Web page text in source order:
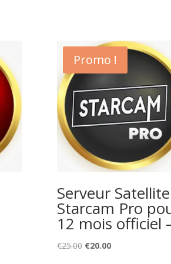
Promo !
Serveur Satellite
Starcam Pro
12 mois officiel
€25.00 Original
€20.00Current